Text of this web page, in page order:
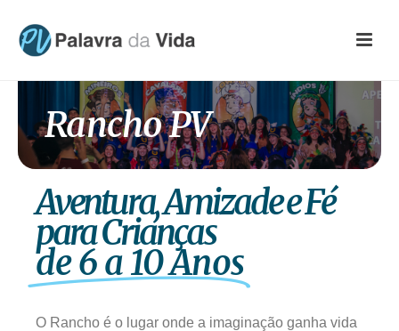
Rancho PV
Aventura, Amizade e Fé
para Crianças
de 6 a 10 Anos
O Rancho é o lugar onde a imaginação ganha vida